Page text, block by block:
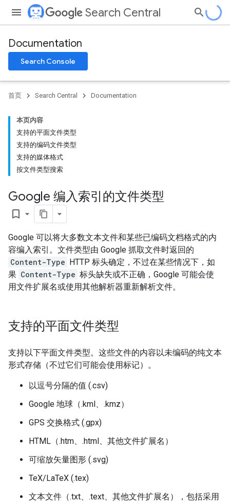
Search Central
Documentation
Search Console
首页 Search Central Documentation
本页内容
支持的平面文件类型
支持的编码文件类型
支持的媒体格式
按文件类型搜索
Google 编入索引的文件类型
bookmark_border
Google 可以将大多数文本文件和某些已编码文档格式的内
容编入索引。文件类型由 Google 抓取文件时返回的
Content-Type HTTP 标头确定，不过在某些情况下，如
果 Content-Type 标头缺失或不正确，Google 可能会使
用文件扩展名或使用其他解析器重新解析文件。
支持的平面文件类型
支持以下平面文件类型。这些文件的内容以未编码的纯文本
形式存储（不过它们可能会使用标记）。
以逗号分隔的值 (.csv)
Google 地球（.kml、.kmz）
GPS 交换格式 (.gpx)
HTML（.htm、.html、其他文件扩展名）
可缩放矢量图形 (.svg)
TeX/LaTeX (.tex)
文本文件（.txt、.text、其他文件扩展名），包括采用